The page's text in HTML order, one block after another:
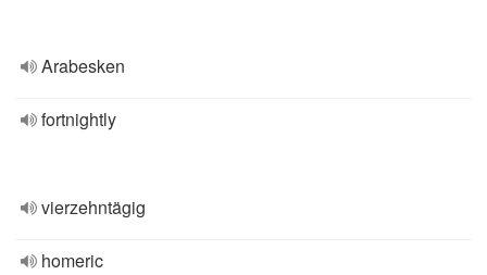
Arabesken
fortnightly
vierzehntägig
homeric